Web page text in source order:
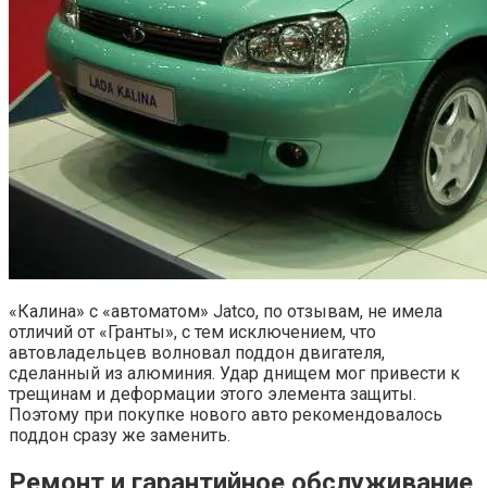
«Калина» с «автоматом» Jatco, по отзывам, не имела
отличий от «Гранты», с тем исключением, что
автовладельцев волновал поддон двигателя,
сделанный из алюминия. Удар днищем мог привести к
трещинам и деформации этого элемента защиты.
Поэтому при покупке нового авто рекомендовалось
поддон сразу же заменить.